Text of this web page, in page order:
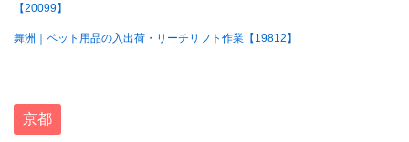
【20099】
舞洲｜ペット用品の入出荷・リーチリフト作業【19812】
京都